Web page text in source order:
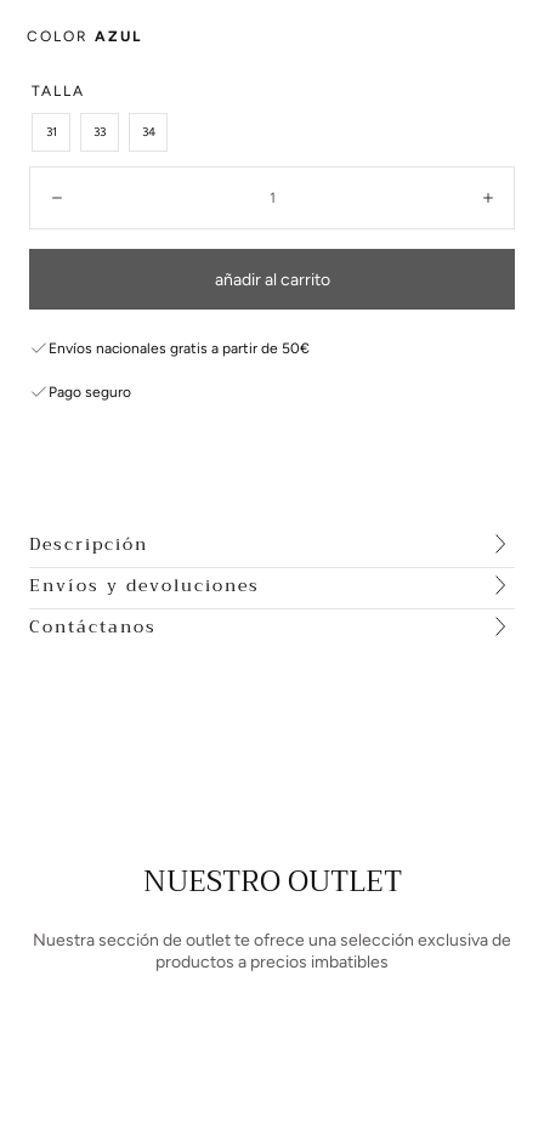
COLOR AZUL
TALLA
31 33 34
añadir al carrito
Envíos nacionales gratis a partir de 50€
Pago seguro
Descripción
Envíos y devoluciones
Contáctanos
NUESTRO OUTLET
Nuestra sección de outlet te ofrece una selección exclusiva de
productos a precios imbatibles